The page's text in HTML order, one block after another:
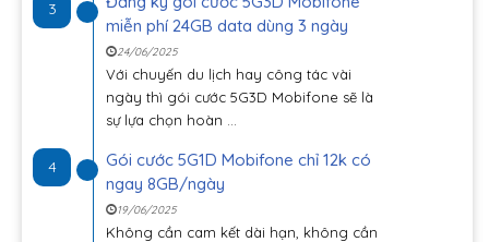
3
miễn phí 24GB data dùng 3 ngày
24/06/2025
Với chuyến du lịch hay công tác vài
ngày thì gói cước 5G3D Mobifone sẽ là
sự lựa chọn hoàn ...
4
Gói cước 5G1D Mobifone chỉ 12k có
ngay 8GB/ngày
19/06/2025
Không cần cam kết dài hạn, không cần